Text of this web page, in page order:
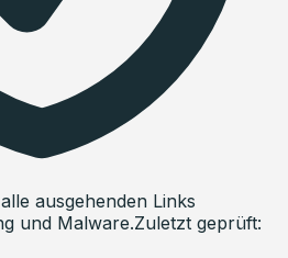
ausgehenden Links
und Malware.Zuletzt geprüft: